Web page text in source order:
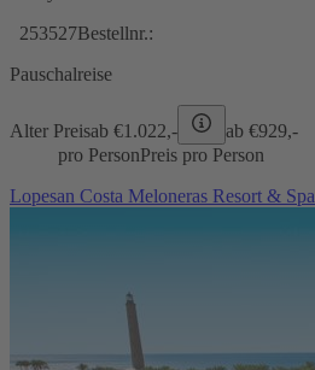
253527Bestellnr.:
Pauschalreise
Alter Preisab €1.022,- ab €929,-
pro PersonPreis pro Person
Lopesan Costa Meloneras Resort & Spa